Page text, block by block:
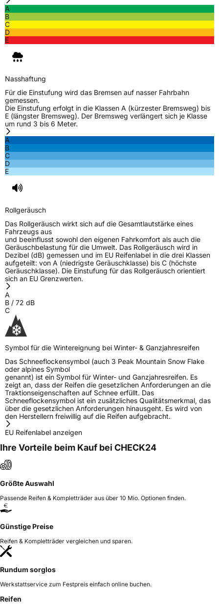
SchlauchtypTL
ZustandNeureifen
M+S
VerstärktXL
EU Label
EffizienzD
Fahrzeugklasse
3PMSF / Schneeflockensymbol / Alpine-Symbol
EPREL ID488182
Allgemeine Produktsicherheit (GPSR)
Verantwortliche
in der EU
A
B
C
D
E
Nasshaftung
Für die Einstufung wird das Bremsen auf nasser Fahrbahn
gemessen.
Die Einstufung erfolgt in die Klassen A (kürzester Bremsweg) bis
E (längster Bremsweg). Der Bremsweg verlängert sich je Klasse
um rund 3 bis 6 Meter.
A
B
C
D
E
Rollgeräusch
Das Rollgeräusch wirkt sich auf die Gesamtlautstärke eines
Fahrzeugs aus
und beeinflusst sowohl den eigenen Fahrkomfort als auch die
Geräuschbelastung für die Umwelt. Das Rollgeräusch wird in
Dezibel (dB) gemessen und im EU Reifenlabel in die drei Klassen
aufgeteilt: von A (niedrigste Geräuschklasse) bis C (höchste
Geräuschklasse). Die Einstufung für das Rollgeräusch orientiert
sich an EU Grenzwerten.
A
B / 72 dB
C
Symbol für die Wintereignung bei Winter- & Ganzjahresreifen
Das Schneeflockensymbol (auch 3 Peak Mountain Snow Flake
oder alpines Symbol
genannt) ist ein Symbol für Winter- und Ganzjahresreifen. Es
zeigt an, dass der Reifen die gesetzlichen Anforderungen an die
Traktionseigenschaften auf Schnee erfüllt. Das
Schneeflockensymbol ist ein zusätzliches Qualitätsmerkmal, das
über die gesetzlichen Anforderungen hinausgeht. Es wird von
den Herstellern freiwillig auf die Reifen aufgebracht.
EU Reifenlabel anzeigen
Ihre Vorteile beim Kauf bei CHECK24
Größte Auswahl
Passende Reifen & Kompletträder aus über 10 Mio. Optionen finden.
Günstige Preise
Reifen & Kompletträder vergleichen und sparen.
Rundum sorglos
Werkstattservice zum Festpreis einfach online buchen.
Reifen